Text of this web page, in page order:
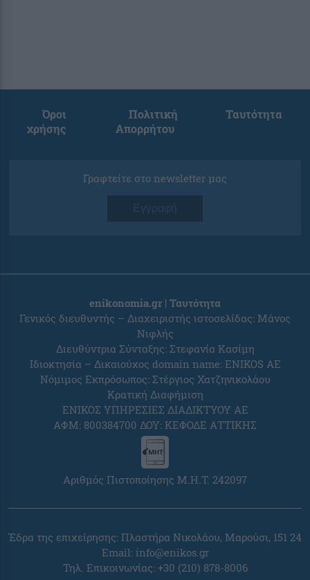
Όροι
χρήσης
Πολιτική
Απορρήτου
Ταυτότητα
Γραφτείτε στο newsletter μας
Εγγραφή
enikonomia.gr | Ταυτότητα
Γενικός διευθυντής – Διαχειριστής ιστοσελίδας: Μάνος
Νιφλής
Διευθύντρια Σύνταξης: Στεφανία Κασίμη
Ιδιοκτησία – Δικαιούχος domain name: ENIKOS AE
Νόμιμος Εκπρόσωπος: Στέργιος Χατζηνικολάου
Κρατική Διαφήμιση
ΕΝΙΚΟΣ ΥΠΗΡΕΣΙΕΣ ΔΙΑΔΙΚΤΥΟΥ ΑΕ
ΑΦΜ: 800384700 ΔΟΥ: ΚΕΦΟΔΕ ΑΤΤΙΚΗΣ
Αριθμός Πιστοποίησης Μ.Η.Τ. 242097
Έδρα της επιχείρησης: Πλαστήρα Νικολάου, Μαρούσι, 151 24
Email: info@enikos.gr
Τηλ. Επικοινωνίας: +30 (210) 878-8006